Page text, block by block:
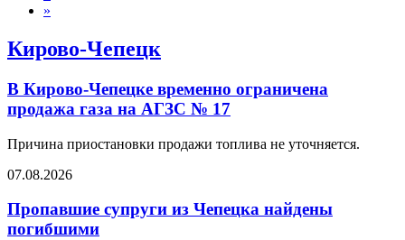
»
Кирово-Чепецк
В Кирово-Чепецке временно ограничена
продажа газа на АГЗС № 17
Причина приостановки продажи топлива не уточняется.
07.08.2026
Пропавшие супруги из Чепецка найдены
погибшими